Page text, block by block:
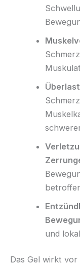
und
Das Gel wirkt